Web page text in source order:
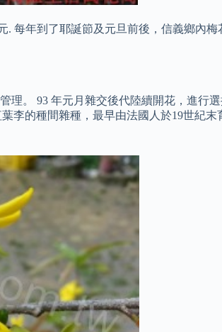
每年到了耶誕節及元旦前後，信義鄉內梅
理。 93 年元月雜交後代陸續開花，進行
李的種間雜種，最早由法國人於19世紀